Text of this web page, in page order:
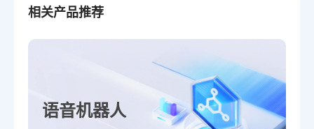
相关产品推荐
语音机器人